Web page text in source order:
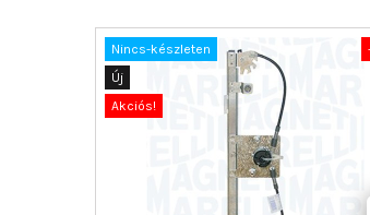
Nincs-készleten
Új
Akciós!